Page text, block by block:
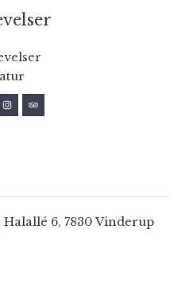
6, 7830 Vinderup